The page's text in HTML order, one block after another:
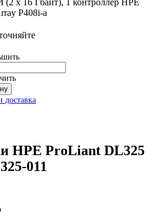
P408i-a
HPE ProLiant DL325
011